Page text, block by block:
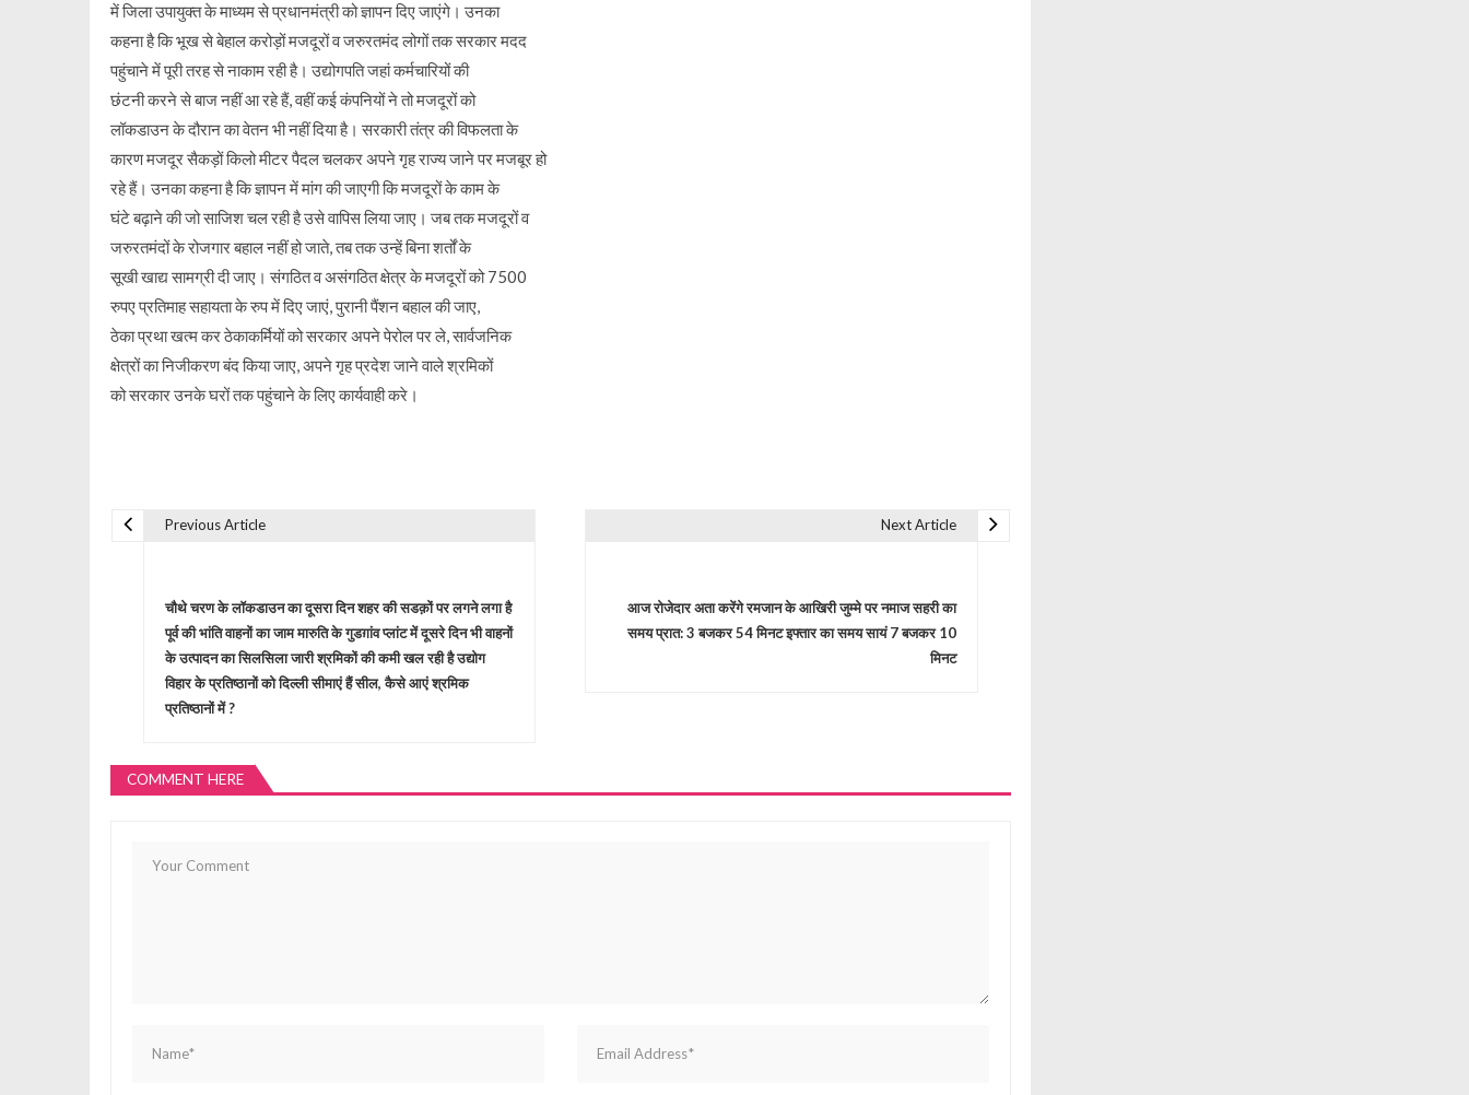
में जिला उपायुक्त के माध्यम से प्रधानमंत्री को ज्ञापन दिए जाएंगे। उनका
कहना है कि भूख से बेहाल करोड़ों मजदूरों व जरुरतमंद लोगों तक सरकार मदद
पहुंचाने में पूरी तरह से नाकाम रही है। उद्योगपति जहां कर्मचारियों की
छंटनी करने से बाज नहीं आ रहे हैं, वहीं कई कंपनियों ने तो मजदूरों को
लॉकडाउन के दौरान का वेतन भी नहीं दिया है। सरकारी तंत्र की विफलता के
कारण मजदूर सैकड़ों किलो मीटर पैदल चलकर अपने गृह राज्य जाने पर मजबूर हो
रहे हैं। उनका कहना है कि ज्ञापन में मांग की जाएगी कि मजदूरों के काम के
घंटे बढ़ाने की जो साजिश चल रही है उसे वापिस लिया जाए। जब तक मजदूरों व
जरुरतमंदों के रोजगार बहाल नहीं हो जाते, तब तक उन्हें बिना शर्तों के
सूखी खाद्य सामग्री दी जाए। संगठित व असंगठित क्षेत्र के मजदूरों को 7500
रुपए प्रतिमाह सहायता के रुप में दिए जाएं, पुरानी पैंशन बहाल की जाए,
ठेका प्रथा खत्म कर ठेकाकर्मियों को सरकार अपने पेरोल पर ले, सार्वजनिक
क्षेत्रों का निजीकरण बंद किया जाए, अपने गृह प्रदेश जाने वाले श्रमिकों
को सरकार उनके घरों तक पहुंचाने के लिए कार्यवाही करे।
n
Previous Article
चौथे चरण के लॉकडाउन का दूसरा दिन शहर की सडक़ों पर लगने लगा है
पूर्व की भांति वाहनों का जाम मारुति के गुडग़ांव प्लांट में दूसरे दिन भी वाहनों
के उत्पादन का सिलसिला जारी श्रमिकों की कमी खल रही है उद्योग
विहार के प्रतिष्ठानों को दिल्ली सीमाएं हैं सील, कैसे आएं श्रमिक
प्रतिष्ठानों में ?
Next Article
आज रोजेदार अता करेंगे रमजान के आखिरी जुम्मे पर नमाज सहरी का
समय प्रात: 3 बजकर 54 मिनट इफ्तार का समय सायं 7 बजकर 10
मिनट
COMMENT HERE